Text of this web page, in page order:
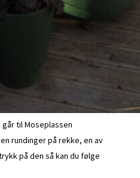
går til Moseplassen
rundinger på rekke, en av
på den så kan du følge